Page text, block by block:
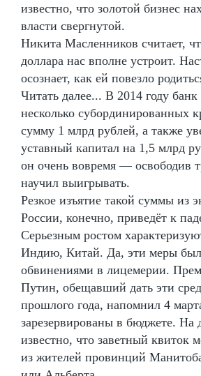
известно, что золотой бизнес
власти свергнутой.
Никита Масленников считает,
доллара нас вполне устроит.
осознает, как ей повезло
Читать далее... В 2014 году
несколько субординированных
сумму 1 млрд рублей, а также
уставный капитал на 1,5 млрд
он очень вовремя — освободив
научил выигрывать.
Резкое изъятие такой суммы из
России, конечно, приведёт к
Серьезным ростом
Индию, Китай. Да, эти меры
обвинениями в лицемерии.
Путин, обещавший дать эти
прошлого года, напомнил 4
зарезервированы в бюджете.
известно, что заветный квиток
из жителей провинций